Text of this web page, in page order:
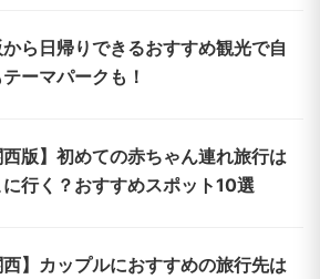
ら日帰りできるおすすめ観光で自
ーマパークも！
西版】初めての赤ちゃん連れ旅行は
に行く？おすすめスポット10選
西】カップルにおすすめの旅行先は